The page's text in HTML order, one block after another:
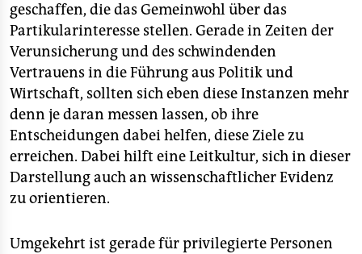
geschaffen, die das Gemeinwohl über das
Partikularinteresse stellen. Gerade in Zeiten der
Verunsicherung und des schwindenden
Vertrauens in die Führung aus Politik und
Wirtschaft, sollten sich eben diese Instanzen mehr
denn je daran messen lassen, ob ihre
Entscheidungen dabei helfen, diese Ziele zu
erreichen. Dabei hilft eine Leitkultur, sich in dieser
Darstellung auch an wissenschaftlicher Evidenz
zu orientieren.
Umgekehrt ist gerade für privilegierte Personen